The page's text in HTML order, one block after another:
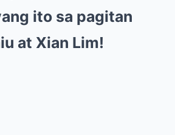
ito sa pagitan
at Xian Lim!